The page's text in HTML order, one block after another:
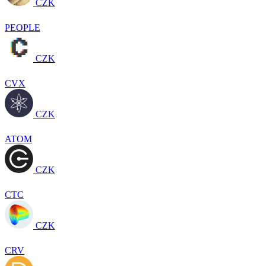
CZK
PEOPLE
CZK
CVX
CZK
ATOM
CZK
CTC
CZK
CRV